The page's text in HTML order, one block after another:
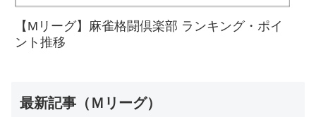
【Mリーグ】麻雀格闘倶楽部 ランキング・ポイ
ント推移
最新記事（Ｍリーグ）